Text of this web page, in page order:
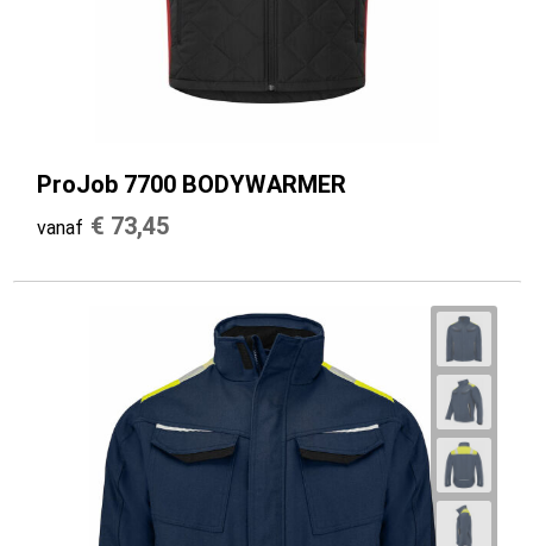
ProJob 7700 BODYWARMER
vanaf € 73,45